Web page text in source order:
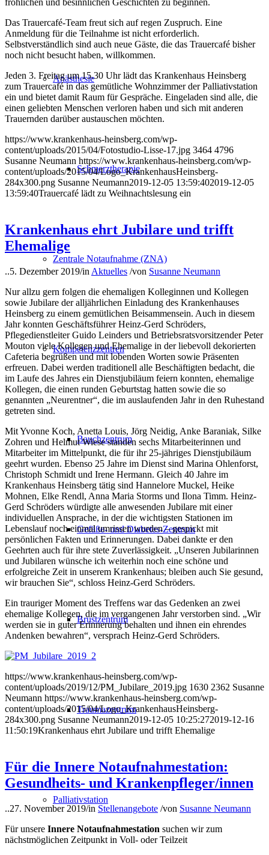
Anästhesie
Schmerztherapie
Zentrale Notaufnahme (ZNA)
Kompetenzzentren
Bauchzentrum
Gefäße- und Diabetes-Zentrum
Brustzentrum
Traumazentrum
Palliativstation
fröhlichen und besinnlichen Geschichten zu beginnen.
Das Trauercafé-Team freut sich auf regen Zuspruch. Eine
Anmeldung für die Teilnahme ist nicht erforderlich.
Selbstverständlich sind auch neue Gäste, die das Trauercafé bisher
noch nicht besucht haben, willkommen.
Jeden 3. Freitag um 15.30 Uhr lädt das Krankenhaus Heinsberg
zum Trauercafé in das gemütliche Wohnzimmer der Palliativstation
ein und bietet damit Raum für Gespräche. Eingeladen sind alle, die
einen geliebten Menschen verloren haben und sich mit anderen
Trauernden darüber austauschen möchten.
https://www.krankenhaus-heinsberg.com/wp-
content/uploads/2015/04/Fotostudio-Lisse-17.jpg 3464 4796
Susanne Neumann https://www.krankenhaus-heinsberg.com/wp-
content/uploads/2015/04/Logo_KrankenhausHeinsberg-
284x300.png Susanne Neumann2019-12-05 13:59:402019-12-05
13:59:40Trauercafé lädt zu Weihnachtslesung ein
Krankenhaus ehrt Jubilare und trifft
Ehemalige
..5. Dezember 2019/in Aktuelles /von Susanne Neumann
Nur allzu gern folgen die ehemaligen Kolleginnen und Kollegen
sowie Jubilare der alljährlichen Einladung des Krankenhauses
Heinsberg zu einem gemütlichen Beisammensein. Auch in diesem
Jahr konnten Geschäftsführer Heinz-Gerd Schröders,
Pflegedienstleiter Guido Leinders und Betriebsratsvorsitzender Peter
Mouton viele Kollegen und Ehemalige in der liebevoll dekorierten
Cafeteria begrüßen und mit lobenden Worten sowie Präsenten
erfreuen. Dabei werden traditionell alle Beschäftigten bedacht, die
im Laufe des Jahres ein Dienstjubiläum feiern konnten, ehemalige
Kollegen, die einen runden Geburtstag hatten sowie die so
genannten „Neurentner“, die im auslaufenden Jahr in den Ruhestand
getreten sind.
Mit Yvonne Koch, Anetta Louis, Jörg Neidig, Anke Baraniak, Silke
Zohren und Helmut Wiese standen sechs Mitarbeiterinnen und
Mitarbeiter im Mittelpunkt, die für ihr 25-jähriges Dienstjubiläum
geehrt wurden. Ebenso 25 Jahre im Dienst sind Marina Ohlenforst,
Christoph Schmidt und Irene Hermann. Gleich 40 Jahre im
Krankenhaus Heinsberg tätig sind Hannelore Muckel, Heike
Mohnen, Elke Rendl, Anna Maria Storms und Ilona Timm. Heinz-
Gerd Schröders würdigte alle anwesenden Jubilare mit einer
individuellen Ansprache, in der die wichtigsten Stationen im
Lebenslauf noch einmal umrissen wurden – gespickt mit
persönlichen Fakten und Erinnerungen. Dabei dankte er den
Geehrten auch für ihre stete Zuverlässigkeit. „Unseren Jubilarinnen
und Jubilaren wünsche ich weiterhin noch eine schöne und
erfolgreiche Zeit in unserem Krankenhaus; bleiben auch Sie gesund,
wir brauchen Sie“, schloss Heinz-Gerd Schröders.
Ein trauriger Moment des Treffens war das Gedenken an zwei
ehemalige Kollegen, die im vergangenen Jahr verstorben sind. „Wir
werden sie in guter Erinnerung behalten und ihnen ein ehrendes
Andenken bewahren“, versprach Heinz-Gerd Schröders.
https://www.krankenhaus-heinsberg.com/wp-
content/uploads/2019/12/PM_Jubilare_2019.jpg 1630 2362 Susanne
Neumann https://www.krankenhaus-heinsberg.com/wp-
content/uploads/2015/04/Logo_KrankenhausHeinsberg-
284x300.png Susanne Neumann2019-12-05 10:25:272019-12-16
11:50:19Krankenhaus ehrt Jubilare und trifft Ehemalige
Für die Innere Notaufnahmestation:
Gesundheits- und Krankenpfleger/innen
..27. November 2019/in Stellenangebote /von Susanne Neumann
Für unsere Innere Notaufnahmestation suchen wir zum
nächstmöglichen Zeitpunkt in Voll- oder Teilzeit